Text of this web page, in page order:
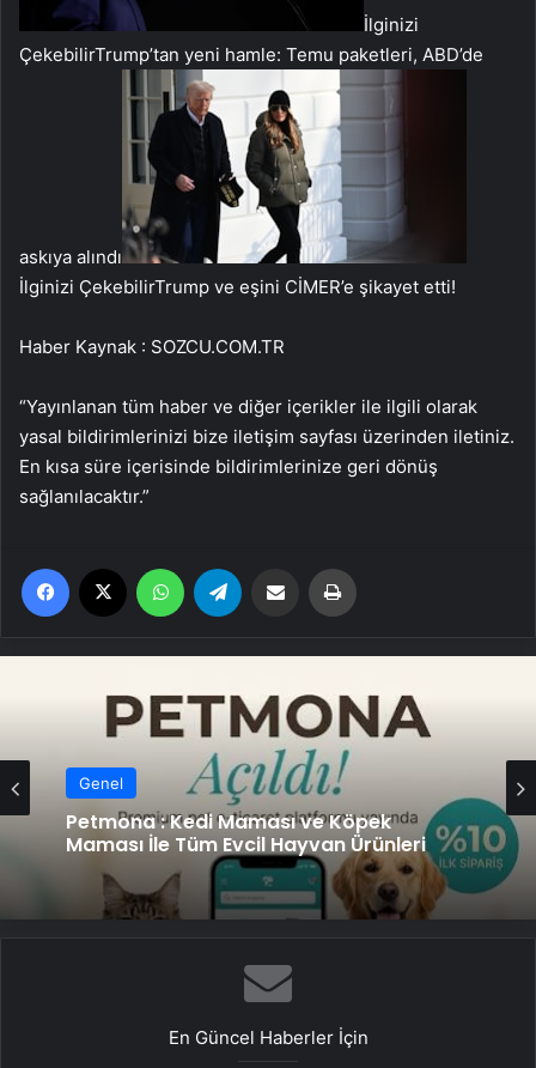
İlginizi
ÇekebilirTrump’tan yeni hamle: Temu paketleri, ABD’de
askıya alındı
İlginizi ÇekebilirTrump ve eşini CİMER’e şikayet etti!
Haber Kaynak : SOZCU.COM.TR
“Yayınlanan tüm haber ve diğer içerikler ile ilgili olarak
yasal bildirimlerinizi bize iletişim sayfası üzerinden iletiniz.
En kısa süre içerisinde bildirimlerinize geri dönüş
sağlanılacaktır.”
Facebook WhatsApp Email'den paylaş
Genel
Petmona : Kedi Maması ve Köpek
Maması İle Tüm Evcil Hayvan Ürünleri
En Güncel Haberler İçin